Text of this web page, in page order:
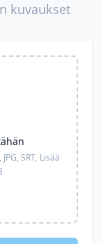
kuvaukset
SRT, Lisää